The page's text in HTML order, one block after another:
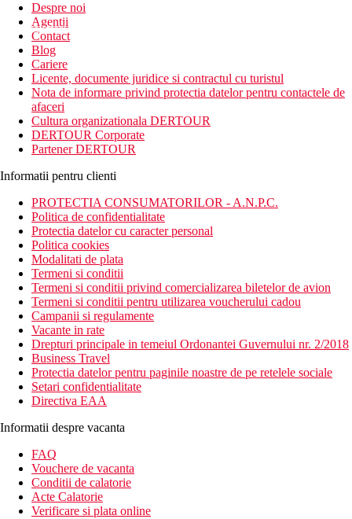
newsletter!
Despre noi
Agentii
Contact
Blog
Cariere
Licente, documente juridice si contractul cu turistul
Nota de informare privind protectia datelor pentru contactele de
afaceri
Cultura organizationala DERTOUR
DERTOUR Corporate
Partener DERTOUR
Informatii pentru clienti
PROTECTIA CONSUMATORILOR - A.N.P.C.
Politica de confidentialitate
Protectia datelor cu caracter personal
Politica cookies
Modalitati de plata
Termeni si conditii
Termeni si conditii privind comercializarea biletelor de avion
Termeni si conditii pentru utilizarea voucherului cadou
Campanii si regulamente
Vacante in rate
Drepturi principale in temeiul Ordonantei Guvernului nr. 2/2018
Business Travel
Protectia datelor pentru paginile noastre de pe retelele sociale
Setari confidentialitate
Directiva EAA
Informatii despre vacanta
FAQ
Vouchere de vacanta
Conditii de calatorie
Acte Calatorie
Verificare si plata online